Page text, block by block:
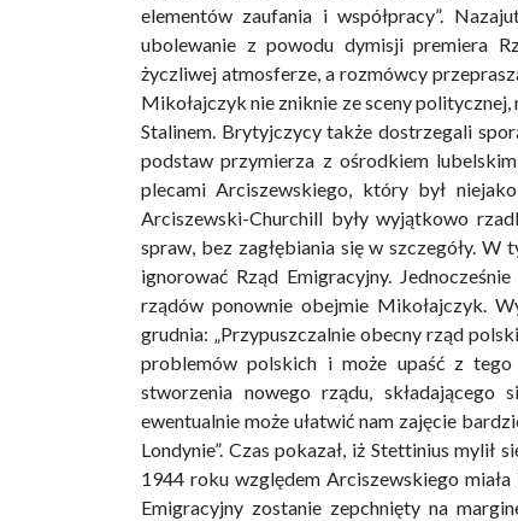
elementów zaufania i współpracy”.
ubolewanie z powodu dymisji premiera
życzliwej atmosferze, a rozmówcy
Mikołajczyk nie zniknie ze sceny
Stalinem. Brytyjczycy także dostrzegali
podstaw przymierza z ośrodkiem
plecami Arciszewskiego, który był
Arciszewski-Churchill były wyjątkowo
spraw, bez zagłębiania się w szczegóły.
ignorować Rząd Emigracyjny.
rządów ponownie obejmie Mikołajczyk.
grudnia: „Przypuszczalnie obecny rząd
problemów polskich i może upaść z
stworzenia nowego rządu,
ewentualnie może ułatwić nam zajęcie
Londynie”. Czas pokazał, iż Stettinius
1944 roku względem Arciszewskiego
Emigracyjny zostanie zepchnięty na